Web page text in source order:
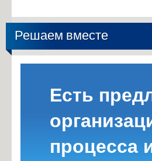
Решаем вместе
Есть
процесса